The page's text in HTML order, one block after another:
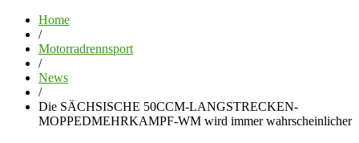
Home
/
Motorradrennsport
/
News
/
Die SÄCHSISCHE 50CCM-LANGSTRECKEN-
MOPPEDMEHRKAMPF-WM wird immer wahrscheinlicher